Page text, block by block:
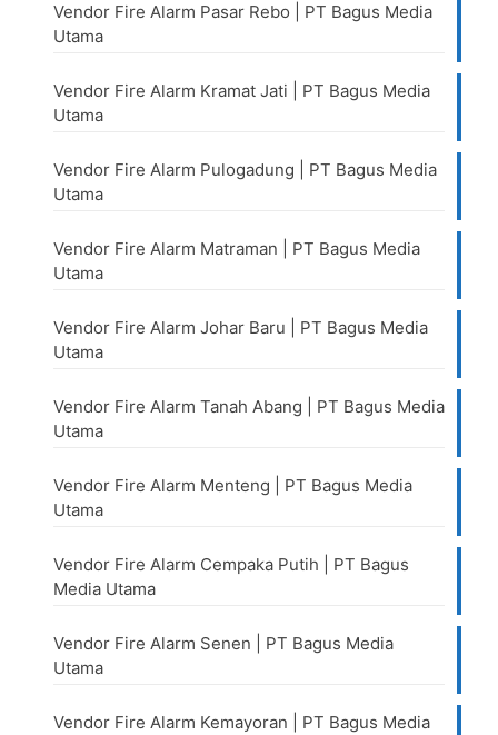
Vendor Fire Alarm Pasar Rebo | PT Bagus Media
Utama
Vendor Fire Alarm Kramat Jati | PT Bagus Media
Utama
Vendor Fire Alarm Pulogadung | PT Bagus Media
Utama
Vendor Fire Alarm Matraman | PT Bagus Media
Utama
Vendor Fire Alarm Johar Baru | PT Bagus Media
Utama
Vendor Fire Alarm Tanah Abang | PT Bagus Media
Utama
Vendor Fire Alarm Menteng | PT Bagus Media
Utama
Vendor Fire Alarm Cempaka Putih | PT Bagus
Media Utama
Vendor Fire Alarm Senen | PT Bagus Media
Utama
Vendor Fire Alarm Kemayoran | PT Bagus Media